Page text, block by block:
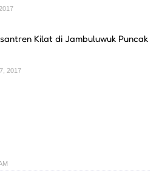
Kilat di Jambuluwuk Puncak
2017